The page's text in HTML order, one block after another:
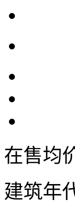
在售均
建筑年